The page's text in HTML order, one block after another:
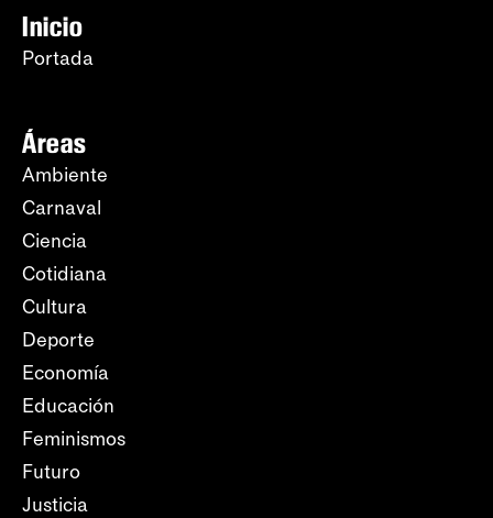
Inicio
Portada
Áreas
Ambiente
Carnaval
Ciencia
Cotidiana
Cultura
Deporte
Economía
Educación
Feminismos
Futuro
Justicia